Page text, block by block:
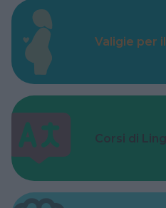
Valigie per
Corsi di